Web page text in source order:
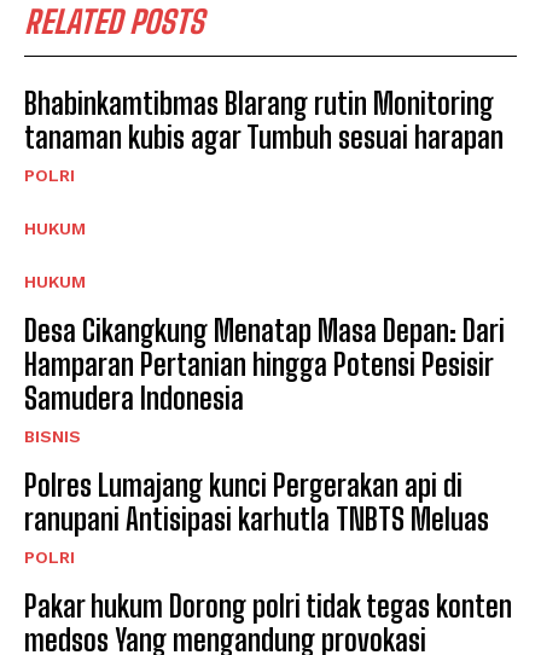
RELATED POSTS
Bhabinkamtibmas Blarang rutin Monitoring
tanaman kubis agar Tumbuh sesuai harapan
POLRI
HUKUM
HUKUM
Desa Cikangkung Menatap Masa Depan: Dari
Hamparan Pertanian hingga Potensi Pesisir
Samudera Indonesia
BISNIS
Polres Lumajang kunci Pergerakan api di
ranupani Antisipasi karhutla TNBTS Meluas
POLRI
Pakar hukum Dorong polri tidak tegas konten
medsos Yang mengandung provokasi